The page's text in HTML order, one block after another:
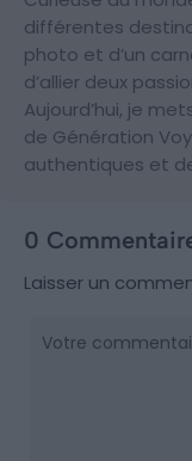
différentes
photo et d’un
d’allier deux
Aujourd’hui, je
de Génération
authentiques et
0
Laisser un